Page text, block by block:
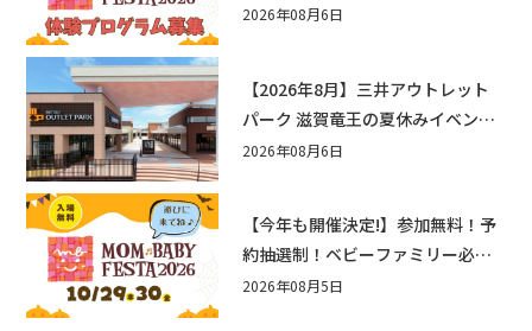
ゃん向けイベントに出演しません
2026年08月6日
【2026年8月】三井アウトレット
パーク 滋賀竜王の夏休みイベント
まとめ！びしょぬれ水あそび・激
2026年08月6日
【今年も開催決定!】参加無料！予
約抽選制！ベビーファミリー必見
☆入場無料☆10/29(木)30(金)ママ
2026年08月5日